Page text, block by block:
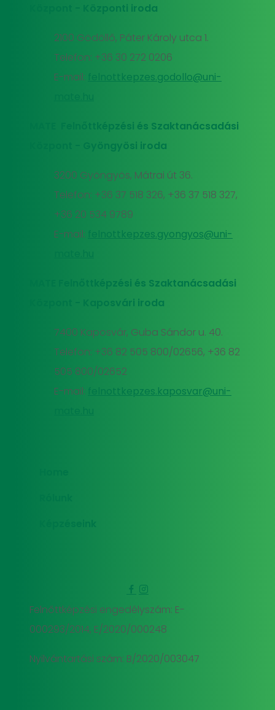
Központ - Központi iroda
2100 Gödöllő, Páter Károly utca 1.
Telefon: +36 30 272 0206
E-mail:
felnottkepzes.godollo@uni-
MATE Felnőttképzési és Szaktanácsadási
Központ - Gyöngyösi iroda
3200 Gyöngyös, Mátrai út 36.
Telefon: +36 37 518 326, +36 37 518 327,
+36 20 534 9789
E-mail:
felnottkepzes.gyongyos@uni-
MATE Felnőttképzési és Szaktanácsadási
Központ - Kaposvári iroda
7400 Kaposvár, Guba Sándor u. 40.
Telefon: +36 82 505 800/02656, +36 82
505 800/02652
E-mail:
felnottkepzes.kaposvar@uni-
Felnőttképzési engedélyszám: E-
000293/2014, E/2020/000248
Nyilvántartási szám: B/2020/003047